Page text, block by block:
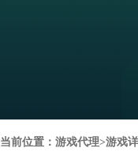
当前位置： 游戏代理>游戏